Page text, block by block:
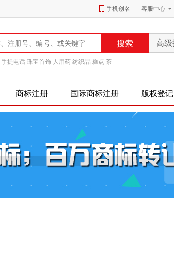
手机创名 客服中心
手提电话 珠宝首饰 人用药 纺织品 糕点 茶
商标注册 国际商标注册 版权登记